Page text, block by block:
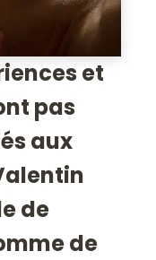
et
pas
aux
de
de